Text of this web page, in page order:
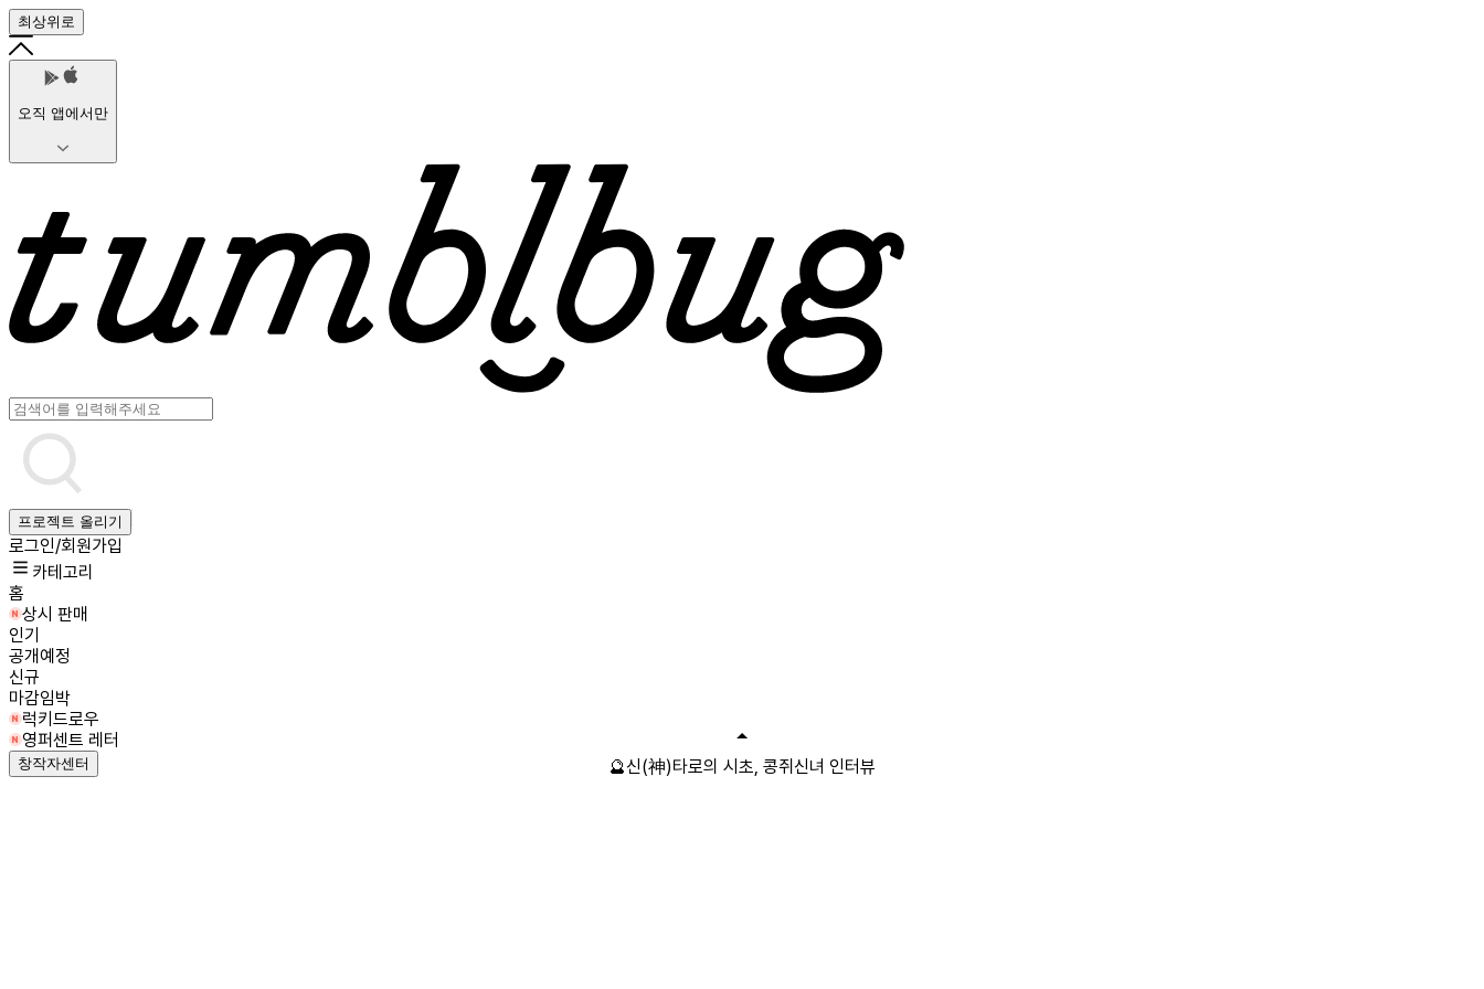
최상위로
오직 앱에서만
프로젝트 올리기
로그인/회원가입
카테고리
홈
상시 판매
인기
공개예정
신규
마감임박
럭키드로우
영퍼센트 레터
창작자센터 🔮신(神)타로의 시초, 콩쥐신녀 인터뷰